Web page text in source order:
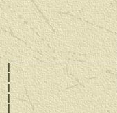
|
|
|
|